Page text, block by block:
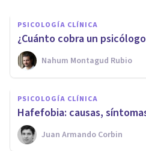
PSICOLOGÍA CLÍNICA
¿Cuánto cobra un
Nahum Montagud Rubio
PSICOLOGÍA CLÍNICA
Hafefobia: causas,
Juan Armando Corbin